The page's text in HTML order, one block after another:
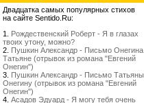
Двадцатка самых популярных стихов
на сайте Sentido.Ru:
1. Рождественский Роберт - Я в глазах
твоих утону, можно?
2. Пушкин Александр - Письмо Онегина
Татьяне (отрывок из романа "Евгений
Онегин")
3. Пушкин Александр - Письмо Татьяны
Онегину (отрывок из романа "Евгений
Онегин")
4. Асадов Эдуард - Я могу тебя очень